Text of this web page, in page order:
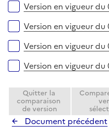
Version en vigueur
Version en vigueur
Version en vigueur
Version en vigueur
Quitter la
comparaison
de version
Document précédent